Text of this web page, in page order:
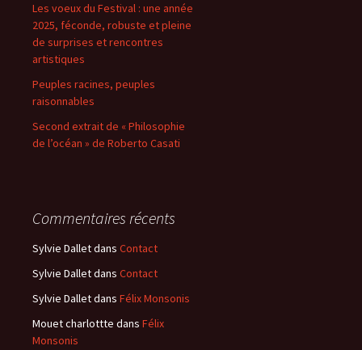
Les voeux du Festival : une année
2025, féconde, robuste et pleine
de surprises et rencontres
artistiques
Peuples racines, peuples
raisonnables
Second extrait de « Philosophie
de l’océan » de Roberto Casati
Commentaires récents
Sylvie Dalletdans Contact
Sylvie Dalletdans Contact
Sylvie Dalletdans Félix Monsonis
Mouet charlottte dans Félix
Monsonis